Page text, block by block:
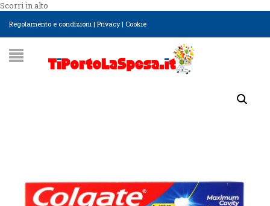
Scorri in alto
Regolamento e condizioni | Privacy| Cookie